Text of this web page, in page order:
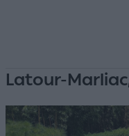
Latour-